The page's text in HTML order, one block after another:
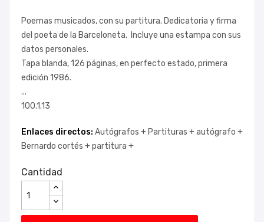
Poemas musicados, con su partitura. Dedicatoria y firma
del poeta de la Barceloneta. Incluye una estampa con sus
datos personales.
Tapa blanda, 126 páginas, en perfecto estado, primera
edición 1986.
...
100.1.13
Enlaces directos: Autógrafos + Partituras +autógrafo +
Bernardo cortés +partitura +
Cantidad